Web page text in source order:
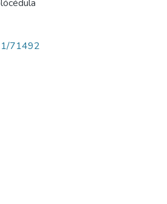
71492